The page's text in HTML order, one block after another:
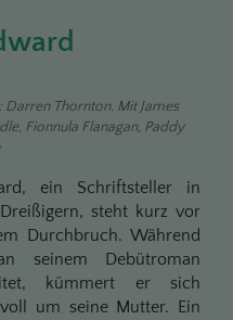
Darren Thornton. Mit James
Fionnula Flanagan, Paddy
ein Schriftsteller in
steht kurz vor
Durchbruch. Während
seinem Debütroman
kümmert er sich
um seine Mutter. Ein